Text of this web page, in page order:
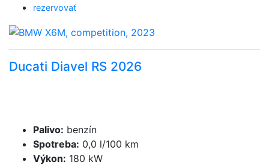
rezervovať
Ducati Diavel RS 2026
Palivo: benzín
Spotreba: 0,0 l/100 km
Výkon: 180 kW